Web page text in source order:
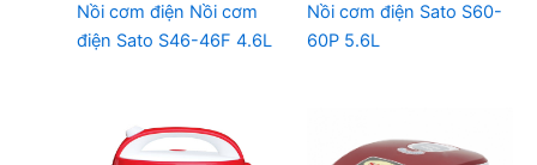
Nồi cơm điện Nồi cơm
điện Sato S46-46F 4.6L
Nồi cơm điện Sato S60-
60P 5.6L